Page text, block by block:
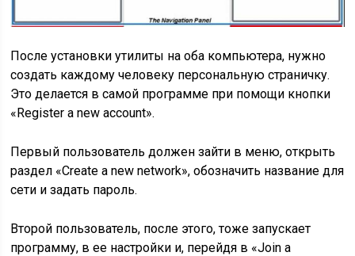
После установки утилиты на оба компьютера, нужно
создать каждому человеку персональную страничку.
Это делается в самой программе при помощи кнопки
«Register a new account».
Первый пользователь должен зайти в меню, открыть
раздел «Create a new network», обозначить название для
сети и задать пароль.
Второй пользователь, после этого, тоже запускает
программу, в ее настройки и, перейдя в «Join a